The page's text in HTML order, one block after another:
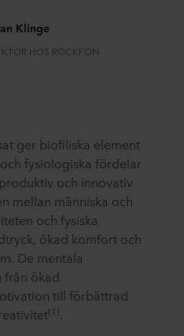
Klinge
HOS ROCKFON
ger biofiliska element
fysiologiska fördelar
och innovativ
mellan människa och
och fysiska
ökad komfort och
De mentala
från ökad
till förbättrad
(1).